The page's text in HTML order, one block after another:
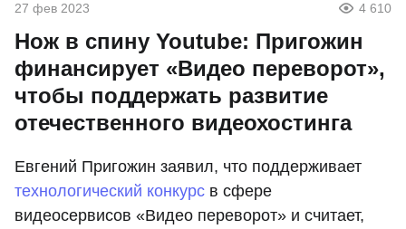
27 фев 2023 4 610
Нож в спину Youtube: Пригожин
финансирует «Видео переворот»,
чтобы поддержать развитие
отечественного видеохостинга
Евгений Пригожин заявил, что поддерживает
технологический конкурс в сфере
видеосервисов «Видео переворот» и считает,